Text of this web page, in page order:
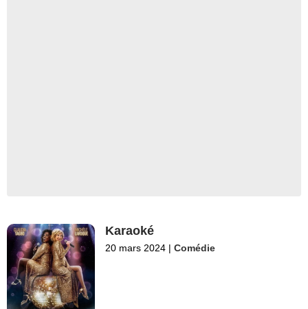
Karaoké
20 mars 2024 | Comédie